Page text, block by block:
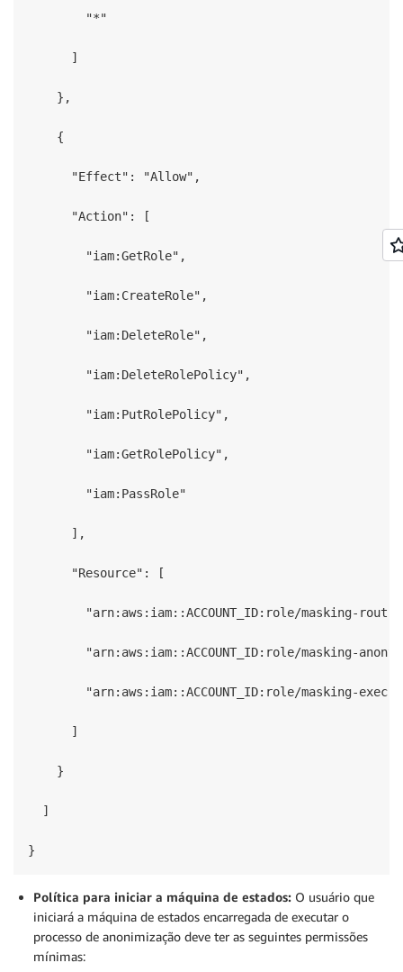
"*"
]
},
{
"Effect": "Allow",
"Action": [
"iam:GetRole",
"iam:CreateRole",
"iam:DeleteRole",
"iam:DeleteRolePolicy",
"iam:PutRolePolicy",
"iam:GetRolePolicy",
"iam:PassRole"
],
"Resource": [
"arn:aws:iam::ACCOUNT_ID:role/masking-
"arn:aws:iam::ACCOUNT_ID:role/masking-
"arn:aws:iam::ACCOUNT_ID:role/masking-
]
}
]
}
Política para iniciar a máquina de estados: O usuário que
iniciará a máquina de estados encarregada de executar o
processo de anonimização deve ter as seguintes permissões
mínimas: